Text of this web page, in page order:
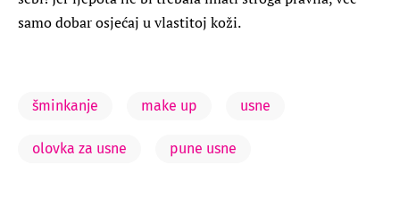
samo dobar osjećaj u vlastitoj koži.
šminkanje make up usne
olovka za usne pune usne